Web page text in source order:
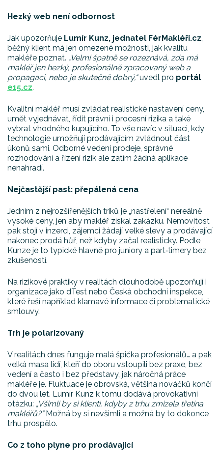
Hezký web není odbornost
Jak upozorňuje Lumír Kunz, jednatel FérMakléři.cz,
běžný klient má jen omezené možnosti, jak kvalitu
makléře poznat. „Velmi špatně se rozeznává, zda má
makléř jen hezký, profesionálně zpracovaný web a
propagaci, nebo je skutečně dobrý,“uvedl pro portál
e15.cz.
Kvalitní makléř musí zvládat realistické nastavení ceny,
umět vyjednávat, řídit právní i procesní rizika a také
vybrat vhodného kupujícího. To vše navíc v situaci, kdy
technologie umožňují prodávajícím zvládnout část
úkonů sami. Odborné vedení prodeje, správné
rozhodování a řízení rizik ale zatím žádná aplikace
nenahradí.
Nejčastější past: přepálená cena
Jedním z nejrozšířenějších triků je „nastřelení“ nereálně
vysoké ceny, jen aby makléř získal zakázku. Nemovitost
pak stojí v inzerci, zájemci žádají velké slevy a prodávající
nakonec prodá hůř, než kdyby začal realisticky. Podle
Kunze je to typické hlavně pro juniory a part‑timery bez
zkušeností.
Na rizikové praktiky v realitách dlouhodobě upozorňují i
organizace jako dTest nebo Česká obchodní inspekce,
které řeší například klamavé informace či problematické
smlouvy.
Trh je polarizovaný
V realitách dnes funguje malá špička profesionálů… a pak
velká masa lidí, kteří do oboru vstoupili bez praxe, bez
vedení a často i bez představy, jak náročná práce
makléře je. Fluktuace je obrovská, většina nováčků končí
do dvou let. Lumír Kunz k tomu dodává provokativní
otázku: „Všimli by si klienti, kdyby z trhu zmizela třetina
makléřů?“Možná by si nevšimli a možná by to dokonce
trhu prospělo.
Co z toho plyne pro prodávající